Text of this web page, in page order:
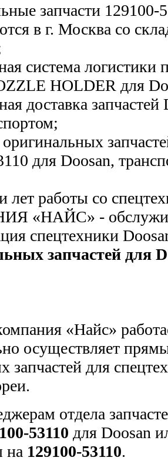
запчасти 129100-
в г. Москва со
система логистики
HOLDER для
доставка запчастей
для Doosan,
лет работы со
«НАЙС» -
спецтехники
запчастей для
«Найс»
осуществляет
запчастей для
отдела
53110 для Doosan
на 129100-53110.